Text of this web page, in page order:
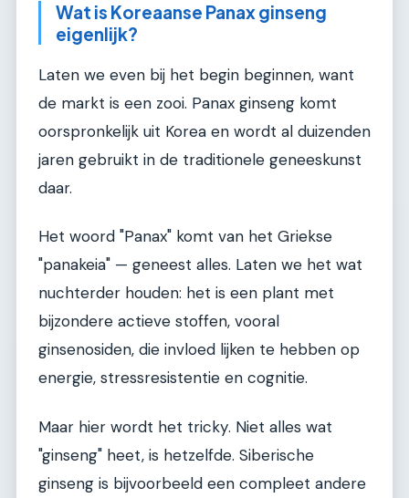
Wat is Koreaanse Panax ginseng
eigenlijk?
Laten we even bij het begin beginnen, want
de markt is een zooi. Panax ginseng komt
oorspronkelijk uit Korea en wordt al duizenden
jaren gebruikt in de traditionele geneeskunst
daar.
Het woord "Panax" komt van het Griekse
"panakeia" — geneest alles. Laten we het wat
nuchterder houden: het is een plant met
bijzondere actieve stoffen, vooral
ginsenosiden, die invloed lijken te hebben op
energie, stressresistentie en cognitie.
Maar hier wordt het tricky. Niet alles wat
"ginseng" heet, is hetzelfde. Siberische
ginseng is bijvoorbeeld een compleet andere